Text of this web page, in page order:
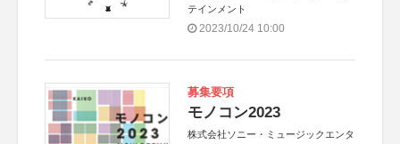
テインメント
2023/10/24 10:00
募集要項
モノコン2023
株式会社ソニー・ミュージックエンタ